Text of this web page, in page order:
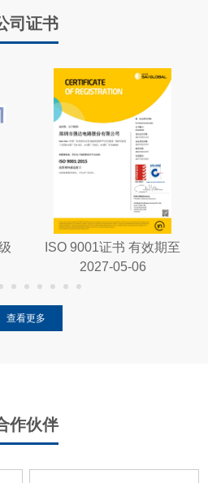
司证书
ISO 9001证书 有效期至
2027-05-06
查看更多
作伙伴